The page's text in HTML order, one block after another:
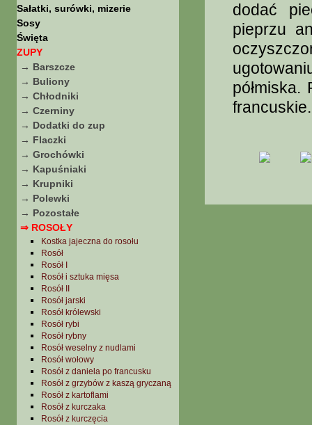
Sałatki, surówki, mizerie
Sosy
Święta
ZUPY
→ Barszcze
→ Buliony
→ Chłodniki
→ Czerniny
→ Dodatki do zup
→ Flaczki
→ Grochówki
→ Kapuśniaki
→ Krupniki
→ Polewki
→ Pozostałe
⇒ ROSOŁY
Kostka jajeczna do rosołu
Rosół
Rosół I
Rosół i sztuka mięsa
Rosół II
Rosół jarski
Rosół królewski
Rosół rybi
Rosół rybny
Rosół weselny z nudlami
Rosół wołowy
Rosół z daniela po francusku
Rosół z grzybów z kaszą gryczaną
Rosół z kartoflami
Rosół z kurczaka
Rosół z kurczęcia
dodać
pieprzu
francuskie.